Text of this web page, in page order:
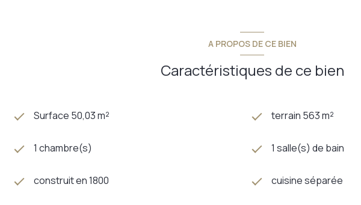
A PROPOS DE CE BIEN
Caractéristiques de ce bien
Surface 50,03 m² terrain 563 m²
1 chambre(s) 1 salle(s) de bain
construit en 1800 cuisine séparée